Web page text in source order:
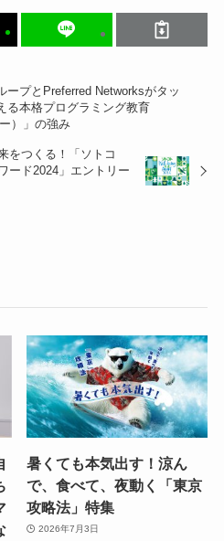
ープとPreferred Networksがタッ
る本格プログラミング教育
）」の強み
をつくる！「ソトコ
ード2024」エントリー
暑くても本気出す！涼ん
で、食べて、夜動く「東京
攻略法」特集
2026年7月3日